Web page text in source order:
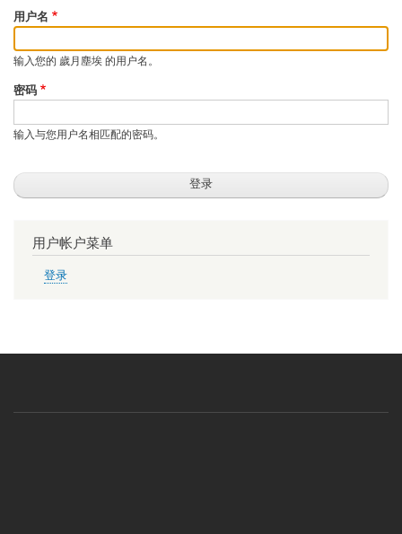
用户名
输入您的 歲月塵埃 的用户名。
密码
输入与您用户名相匹配的密码。
用户帐户菜单
登录